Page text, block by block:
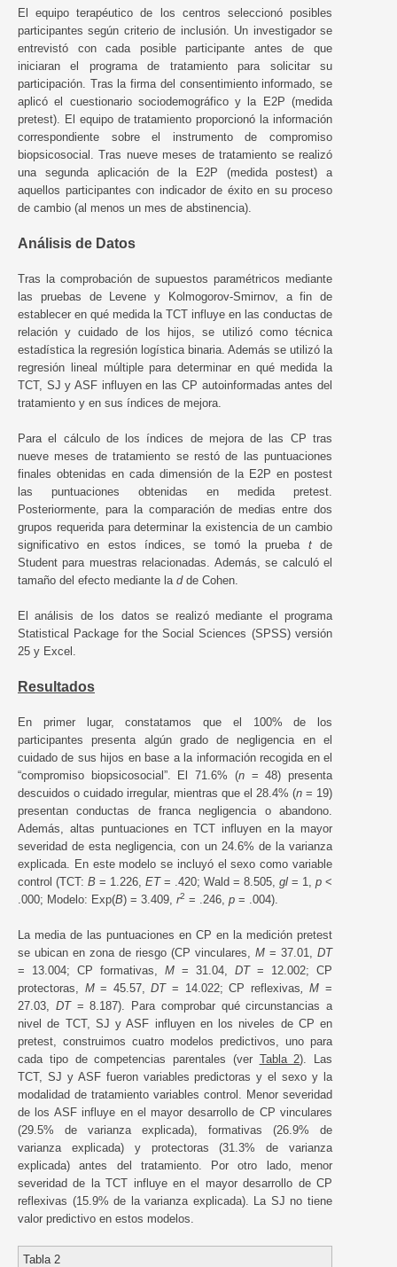
El equipo terapéutico de los centros seleccionó posibles
participantes según criterio de inclusión. Un investigador se
entrevistó con cada posible participante antes de que
iniciaran el programa de tratamiento para solicitar su
participación. Tras la firma del consentimiento informado, se
aplicó el cuestionario sociodemográfico y la E2P (medida
pretest). El equipo de tratamiento proporcionó la información
correspondiente sobre el instrumento de compromiso
biopsicosocial. Tras nueve meses de tratamiento se realizó
una segunda aplicación de la E2P (medida postest) a
aquellos participantes con indicador de éxito en su proceso
de cambio (al menos un mes de abstinencia).
Análisis de Datos
Tras la comprobación de supuestos paramétricos mediante
las pruebas de Levene y Kolmogorov-Smirnov, a fin de
establecer en qué medida la TCT influye en las conductas de
relación y cuidado de los hijos, se utilizó como técnica
estadística la regresión logística binaria. Además se utilizó la
regresión lineal múltiple para determinar en qué medida la
TCT, SJ y ASF influyen en las CP autoinformadas antes del
tratamiento y en sus índices de mejora.
Para el cálculo de los índices de mejora de las CP tras
nueve meses de tratamiento se restó de las puntuaciones
finales obtenidas en cada dimensión de la E2P en postest
las puntuaciones obtenidas en medida pretest.
Posteriormente, para la comparación de medias entre dos
grupos requerida para determinar la existencia de un cambio
significativo en estos índices, se tomó la prueba tde
Student para muestras relacionadas. Además, se calculó el
tamaño del efecto mediante la dde Cohen.
El análisis de los datos se realizó mediante el programa
Statistical Package for the Social Sciences (SPSS) versión
25 y Excel.
Resultados
En primer lugar, constatamos que el 100% de los
participantes presenta algún grado de negligencia en el
cuidado de sus hijos en base a la información recogida en el
“compromiso biopsicosocial”. El 71.6% (n= 48) presenta
descuidos o cuidado irregular, mientras que el 28.4% (n = 19)
presentan conductas de franca negligencia o abandono.
Además, altas puntuaciones en TCT influyen en la mayor
severidad de esta negligencia, con un 24.6% de la varianza
explicada. En este modelo se incluyó el sexo como variable
control (TCT: B = 1.226, ET= .420; Wald = 8.505, gl = 1, p <
.000; Modelo: Exp(B) = 3.409, r2 = .246, p = .004).
La media de las puntuaciones en CP en la medición pretest
se ubican en zona de riesgo (CP vinculares, M = 37.01, DT
= 13.004; CP formativas, M = 31.04, DT= 12.002; CP
protectoras, M= 45.57,DT= 14.022; CP reflexivas , M =
27.03, DT= 8.187). Para comprobar qué circunstancias a
nivel de TCT, SJ y ASF influyen en los niveles de CP en
pretest, construimos cuatro modelos predictivos, uno para
cada tipo de competencias parentales (ver Tabla 2). Las
TCT, SJ y ASF fueron variables predictoras y el sexo y la
modalidad de tratamiento variables control. Menor severidad
de los ASF influye en el mayor desarrollo de CP vinculares
(29.5% de varianza explicada), formativas (26.9% de
varianza explicada) y protectoras (31.3% de varianza
explicada) antes del tratamiento. Por otro lado, menor
severidad de la TCT influye en el mayor desarrollo de CP
reflexivas (15.9% de la varianza explicada). La SJ no tiene
valor predictivo en estos modelos.
Tabla 2